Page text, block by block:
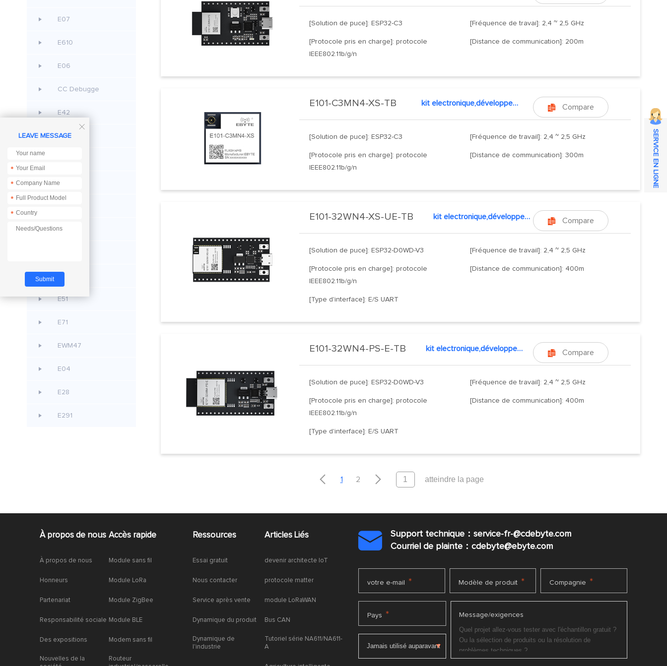
E07
E610
E06
CC Debugge
E42
E48
EoRa PI
E80
E51
E71
EWM47
E04
E28
E291
[Solution de puce]: ESP32-C3 [Fréquence de travai]: 2,4 ~ 2,5 GHz
[Protocole pris en charge]: protocole
IEEE802.11b/g/n
[Distance de communication]: 200m
 Compare
E101-C3MN4-XS-TB kit electronique,développement esp32
[Solution de puce]: ESP32-C3 [Fréquence de travail]: 2,4 ~ 2,5 GHz
[Protocole pris en charge]: protocole
IEEE802.11b/g/n
[Distance de communication]: 300m
 Compare
E101-32WN4-XS-UE-TB kit electronique,développement esp32
[Solution de puce]: ESP32-D0WD-V3 [Fréquence de travail]: 2,4 ~ 2,5 GHz
[Protocole pris en charge]: protocole
IEEE802.11b/g/n
[Distance de communication]: 400m
[Type d'interface]: E/S UART
 Compare
E101-32WN4-PS-E-TB kit electronique,développement esp32
[Solution de puce]: ESP32-D0WD-V3 [Fréquence de travail]: 2,4 ~ 2,5 GHz
[Protocole pris en charge]: protocole
IEEE802.11b/g/n
[Distance de communication]: 400m
[Type d'interface]: E/S UART
 1 2 
À propos de nous
À propos de nous
Honneurs
Partenariat
Responsabilité sociale
Des expositions
Nouvelles de la
Accès rapide
Module sans fil
Module LoRa
Module ZigBee
Module BLE
Modem sans fil
Routeur
Ressources
Essai gratuit
Nous contacter
Service après vente
Dynamique du produit
Dynamique de
l'industrie
Articles Liés
devenir architecte IoT
protocole matter
module LoRaWAN
Bus CAN
Tutoriel série NA611/NA611-
A

Support technique：service-fr-@cdebyte.com
Courriel de plainte：cdebyte@ebyte.com
votre e-mail * Modèle de produit * Compagnie *
Pays * Message/exigences

LEAVE MESSAGE
*
*
*
*
SERVICE EN LIGNE